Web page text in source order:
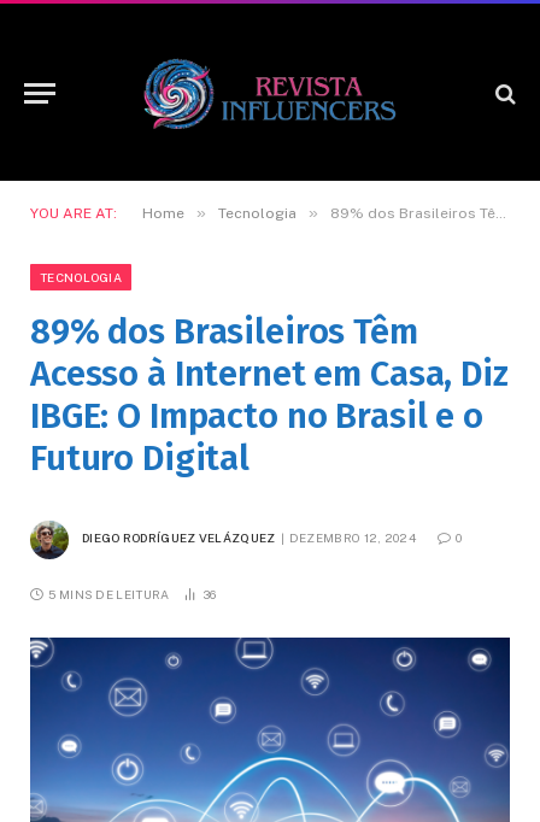
YOU ARE AT: Home » Tecnologia » 89% dos Brasileiros Têm Acesso à Internet em Casa, Diz IBGE: O Impacto no Brasil e o Futuro Digital
TECNOLOGIA
89% dos Brasileiros Têm
Acesso à Internet em Casa, Diz
IBGE: O Impacto no Brasil e o
Futuro Digital
DIEGO RODRÍGUEZ VELÁZQUEZ DEZEMBRO 12, 2024 0
5 MINS DE LEITURA 36